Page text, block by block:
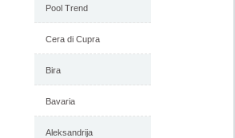
Pool Trend
Cera di Cupra
Bira
Bavaria
Aleksandrija